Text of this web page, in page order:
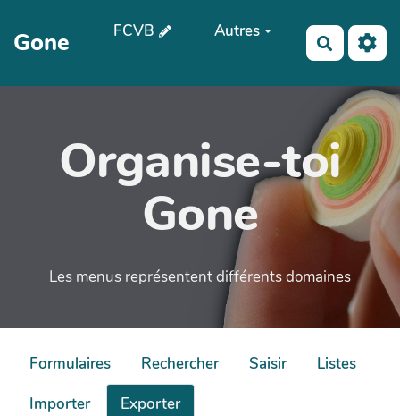
Aller au contenu principal
Gone FCVB Autres
Organise-toi
Gone
Les menus représentent différents domaines
Formulaires Rechercher Saisir
Listes
Importer
Exporter